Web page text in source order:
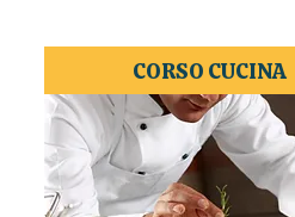
CORSO CUCINA